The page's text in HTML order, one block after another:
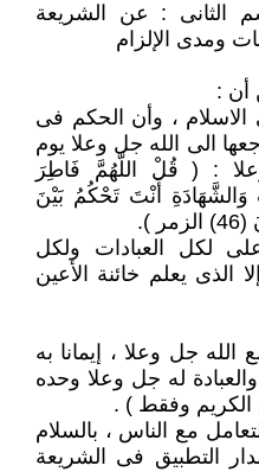
الثانى : عن الشريعة
ومدى الإلزام
أن :
الاسلام ، وأن الحكم فى
الى الله جل وعلا يوم
: ( قُلْ اللَّهُمَّ فَاطِرَ
وَالشَّهَادَةِ أَنْتَ تَحْكُمُ بَيْنَ
).
لكل العبادات ولكل
الذى يعلم خائنة الأعين
مع الله جل وعلا ، إيمانا به
له جل وعلا وحده
الكريم وفقط ) .
مع الناس ، بالسلام
التطبيق فى الشريعة